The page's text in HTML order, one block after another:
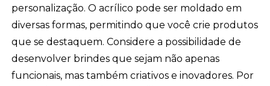
personalização. O acrílico pode ser moldado em
diversas formas, permitindo que você crie produtos
que se destaquem. Considere a possibilidade de
desenvolver brindes que sejam não apenas
funcionais, mas também criativos e inovadores. Por